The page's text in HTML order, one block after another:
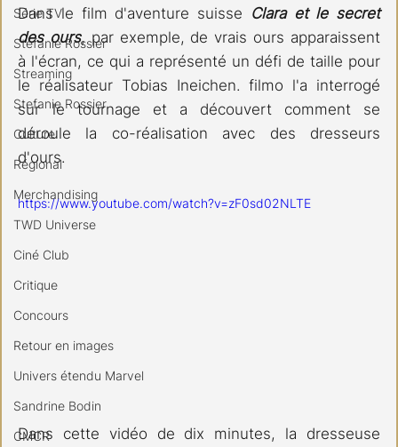
Série TV
Stéfanie Rossier
Streaming
Stefanie Rossier
Culture
Régional
Merchandising
TWD Universe
Ciné Club
Critique
Concours
Retour en images
Univers étendu Marvel
Sandrine Bodin
CMCR
Dans le film d'aventure suisse Clara et le secret
des ours, par exemple, de vrais ours apparaissent
à l'écran, ce qui a représenté un défi de taille pour
le réalisateur Tobias Ineichen. filmo l'a interrogé
sur le tournage et a découvert comment se
déroule la co-réalisation avec des dresseurs
d'ours.
https://www.youtube.com/watch?v=zF0sd02NLTE
Dans cette vidéo de dix minutes, la dresseuse